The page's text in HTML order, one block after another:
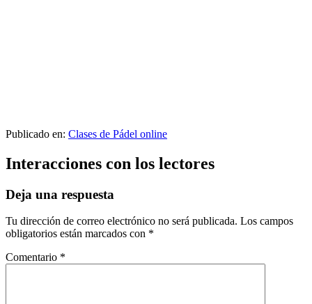
Publicado en: Clases de Pádel online
Interacciones con los lectores
Deja una respuesta
Tu dirección de correo electrónico no será publicada. Los campos
obligatorios están marcados con *
Comentario *